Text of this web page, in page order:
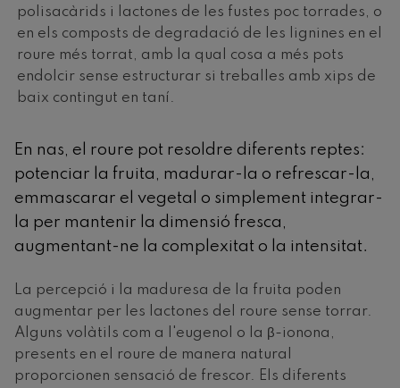
polisacàrids i lactones de les fustes poc torrades, o
en els composts de degradació de les lignines en el
roure més torrat, amb la qual cosa a més pots
endolcir sense estructurar si treballes amb xips de
baix contingut en taní.
En nas, el roure pot resoldre diferents reptes:
potenciar la fruita, madurar-la o refrescar-la,
emmascarar el vegetal o simplement integrar-
la per mantenir la dimensió fresca,
augmentant-ne la complexitat o la intensitat.
La percepció i la maduresa de la fruita poden
augmentar per les lactones del roure sense torrar.
Alguns volàtils com a l'eugenol o la β-ionona,
presents en el roure de manera natural
proporcionen sensació de frescor. Els diferents